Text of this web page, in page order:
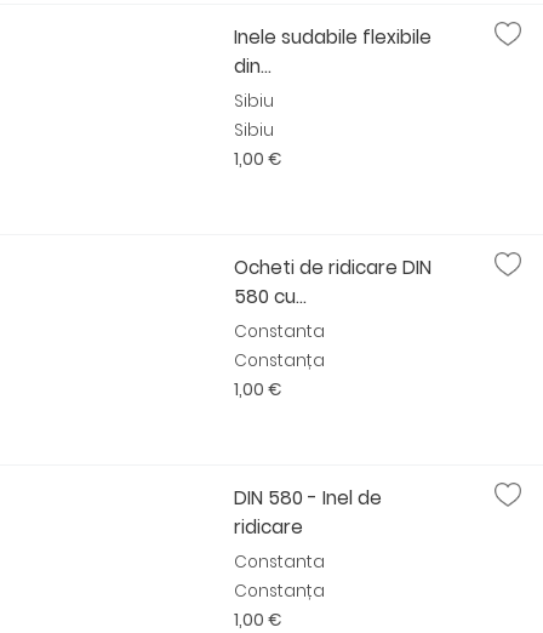
Inele sudabile flexibile
din...
Sibiu
Sibiu
1,00 €
Ocheti de ridicare DIN
580 cu...
Constanta
Constanța
1,00 €
DIN 580 - Inel de
ridicare
Constanta
Constanța
1,00 €